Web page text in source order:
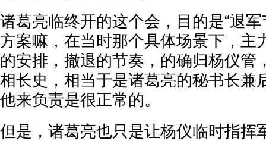
诸葛亮临终开的这个会，目的是“退
方案嘛，在当时那个具体场景下，主
的安排，撤退的节奏，的确归杨仪管
相长史，相当于是诸葛亮的秘书长兼
他来负责是很正常的。
但是，诸葛亮也只是让杨仪临时指挥